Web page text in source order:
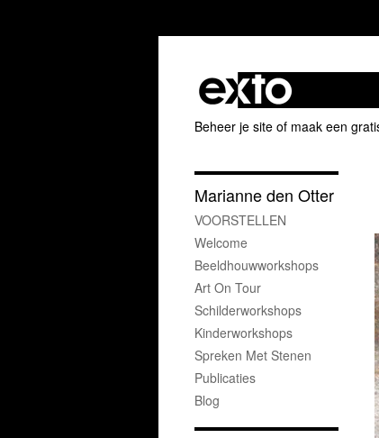
Beheer je site of maak een
Marianne den Otter
VOORSTELLEN
Welcome
Beeldhouwworkshops
Art On Tour
Schilderworkshops
Kinderworkshops
Spreken Met Stenen
Publicaties
Blog